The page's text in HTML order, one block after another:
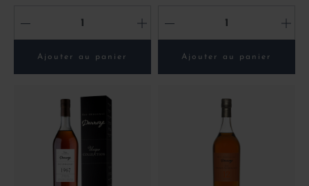
- +
Ajouter au panier
- +
Ajouter au panier